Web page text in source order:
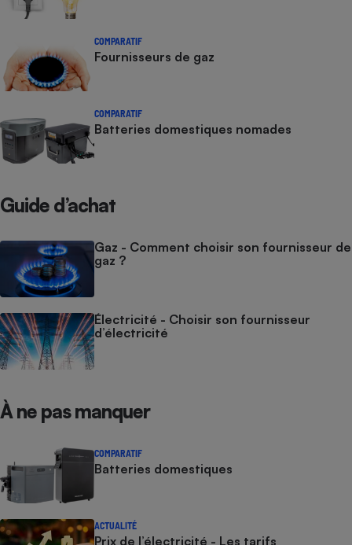
COMPARATIF
Fournisseurs de gaz
COMPARATIF
Batteries domestiques nomades
Guide d’achat
Gaz - Comment choisir son fournisseur de
gaz ?
Électricité - Choisir son fournisseur
d’électricité
À ne pas manquer
COMPARATIF
Batteries domestiques
ACTUALITÉ
Prix de l’électricité - Les tarifs